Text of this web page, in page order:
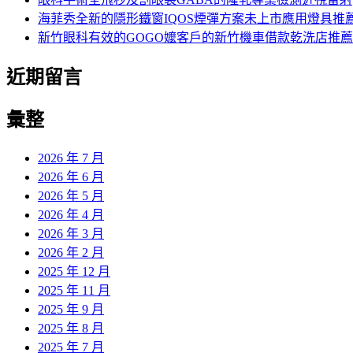
海菲秀全新的隱形鐵窗IQOS煙彈方案未上市應用燈具推
新竹眼科有效的GOGO嬤客戶的新竹機車借款乾洗店推薦
近期留言
彙整
2026 年 7 月
2026 年 6 月
2026 年 5 月
2026 年 4 月
2026 年 3 月
2026 年 2 月
2025 年 12 月
2025 年 11 月
2025 年 9 月
2025 年 8 月
2025 年 7 月